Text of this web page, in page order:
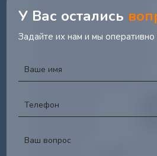
У Вас остались
Задайте их нам и мы